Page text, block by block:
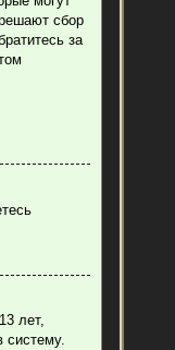
сбор
за
лет,
систему.